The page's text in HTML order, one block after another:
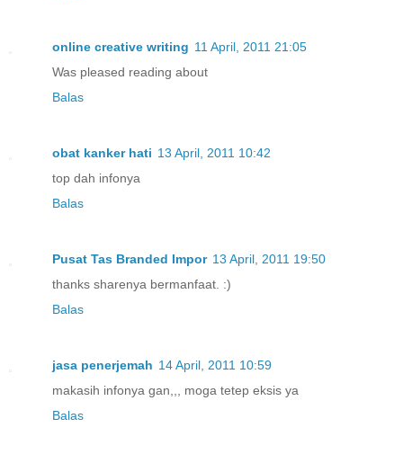
online creative writing 11 April, 2011 21:05
Was pleased reading about
Balas
obat kanker hati 13 April, 2011 10:42
top dah infonya
Balas
Pusat Tas Branded Impor 13 April, 2011 19:50
thanks sharenya bermanfaat. :)
Balas
jasa penerjemah 14 April, 2011 10:59
makasih infonya gan,,, moga tetep eksis ya
Balas